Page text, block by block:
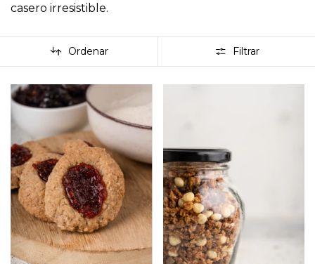
casero irresistible.
Ordenar Filtrar